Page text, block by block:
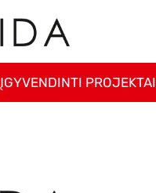
ĮGYVENDINTI PROJEKTAI